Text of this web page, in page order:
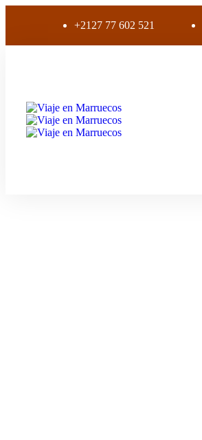
+2127 77 602 521